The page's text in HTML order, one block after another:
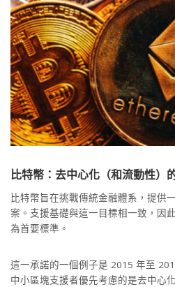
比特幣：去中心化（和流動性）
比特幣旨在挑戰傳統金融體系，提供
案。支援基礎與這一目標相一致，因
為首要標準。
這一承諾的一個例子是 2015 年至
中小區塊支援者優先考慮的是去中心